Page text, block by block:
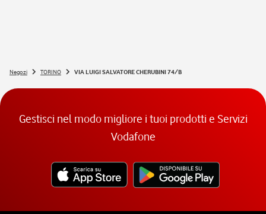
Negozi TORINO VIA LUIGI SALVATORE CHERUBINI 74/B
Gestisci nel modo migliore i tuoi prodotti e Servizi
Vodafone